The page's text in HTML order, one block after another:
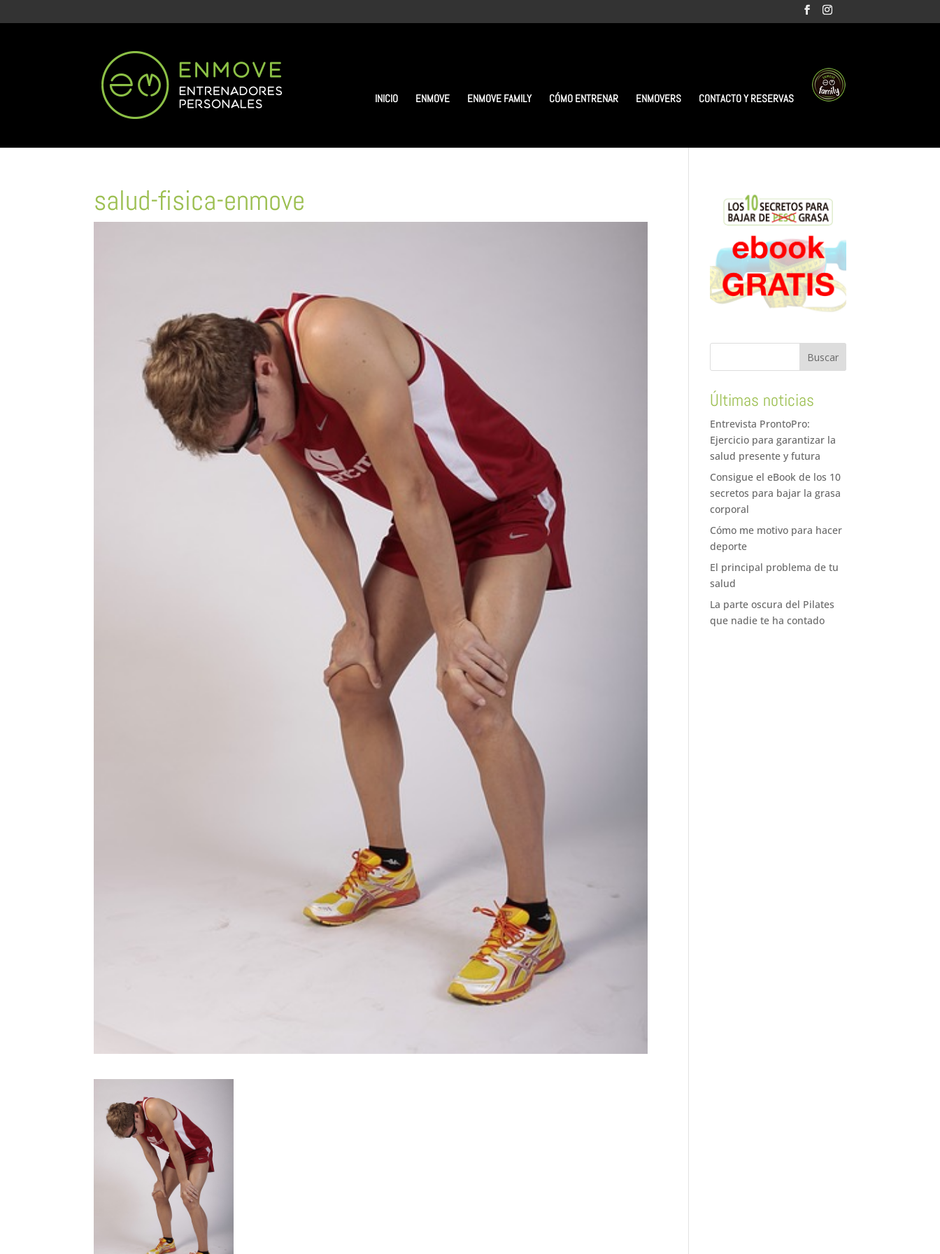
INICIO ENMOVE ENMOVE FAMILY CÓMO ENTRENAR ENMOVERS CONTACTO Y RESERVAS
salud-fisica-enmove
Últimas noticias
Entrevista ProntoPro:
Ejercicio para garantizar la
salud presente y futura
Consigue el eBook de los 10
secretos para bajar la grasa
corporal
Cómo me motivo para hacer
deporte
El principal problema de tu
salud
La parte oscura del Pilates
que nadie te ha contado